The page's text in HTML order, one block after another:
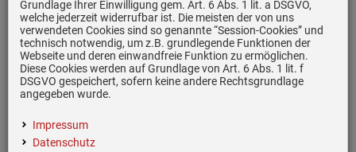
Grundlage Ihrer Einwilligung gem. Art. 6 Abs. 1 lit. a DSGVO,
welche jederzeit widerrufbar ist. Die meisten der von uns
verwendeten Cookies sind so genannte “Session-Cookies” und
technisch notwendig, um z.B. grundlegende Funktionen der
Webseite und deren einwandfreie Funktion zu ermöglichen.
Diese Cookies werden auf Grundlage von Art. 6 Abs. 1 lit. f
DSGVO gespeichert, sofern keine andere Rechtsgrundlage
angegeben wurde.
Impressum
Datenschutz